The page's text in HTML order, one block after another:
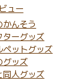
ュー
かんそう
ターグッズ
ペットグッズ
グッズ
同人グッズ